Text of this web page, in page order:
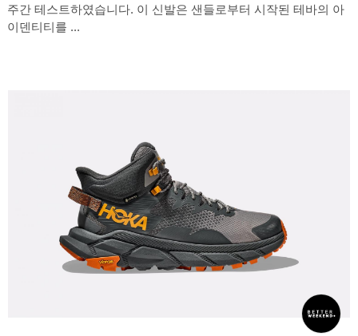
주간 테스트하였습니다. 이 신발은 샌들로부터 시작된 테바의 아
이덴티티를 ...